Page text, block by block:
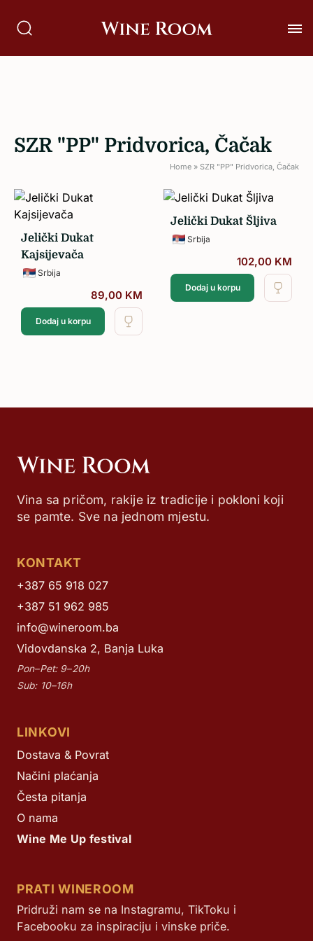
SZR "PP" Pridvorica, Čačak
Home » SZR "PP" Pridvorica, Čačak
Jelički Dukat
Kajsijevača
Srbija
89,00 KM
Dodaj u korpu
Jelički Dukat Šljiva
Srbija
102,00 KM
Dodaj u korpu
Vina sa pričom, rakije iz tradicije i pokloni koji
se pamte. Sve na jednom mjestu.
KONTAKT
+387 65 918 027
+387 51 962 985
info@wineroom.ba
Vidovdanska 2, Banja Luka
Pon–Pet: 9–20h
Sub: 10–16h
LINKOVI
Dostava & Povrat
Načini plaćanja
Česta pitanja
O nama
Wine Me Up festival
PRATI WINEROOM
Pridruži nam se na Instagramu, TikToku i
Facebooku za inspiraciju i vinske priče.